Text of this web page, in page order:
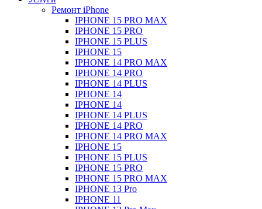
Ремонт iPhone
IPHONE 15 PRO MAX
IPHONE 15 PRO
IPHONE 15 PLUS
IPHONE 15
IPHONE 14 PRO MAX
IPHONE 14 PRO
IPHONE 14 PLUS
IPHONE 14
IPHONE 14
IPHONE 14 PLUS
IPHONE 14 PRO
IPHONE 14 PRO MAX
IPHONE 15
IPHONE 15 PLUS
IPHONE 15 PRO
IPHONE 15 PRO MAX
IPHONE 13 Pro
IPHONE 11